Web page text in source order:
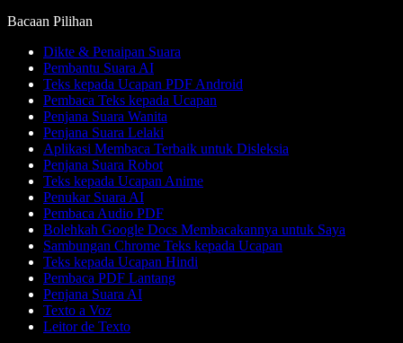
Bacaan Pilihan
Dikte & Penaipan Suara
Pembantu Suara AI
Teks kepada Ucapan PDF Android
Pembaca Teks kepada Ucapan
Penjana Suara Wanita
Penjana Suara Lelaki
Aplikasi Membaca Terbaik untuk Disleksia
Penjana Suara Robot
Teks kepada Ucapan Anime
Penukar Suara AI
Pembaca Audio PDF
Bolehkah Google Docs Membacakannya untuk Saya
Sambungan Chrome Teks kepada Ucapan
Teks kepada Ucapan Hindi
Pembaca PDF Lantang
Penjana Suara AI
Texto a Voz
Leitor de Texto